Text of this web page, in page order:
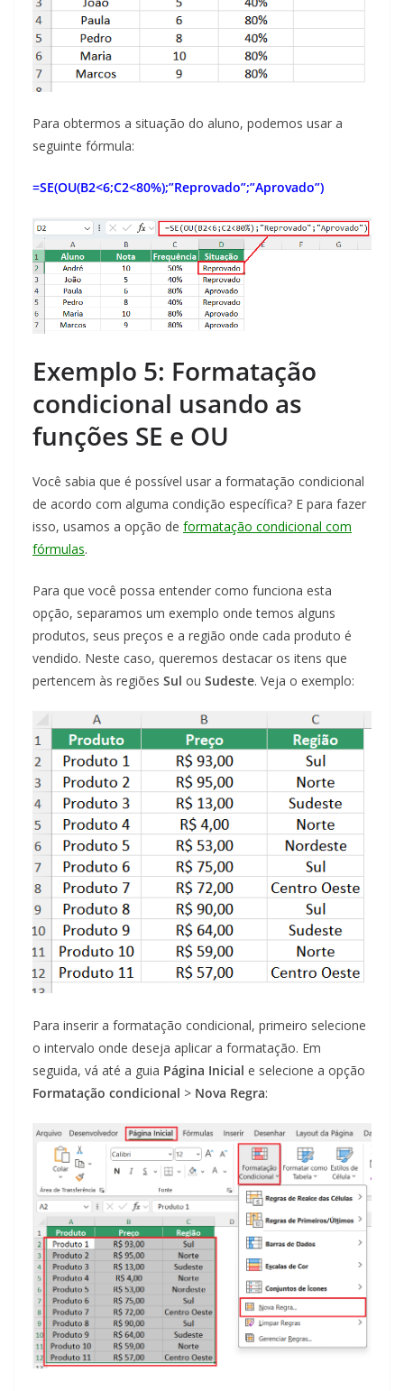
Para obtermos a situação do aluno, podemos usar a
seguinte fórmula:
=SE(OU(B2<6;C2<80%);”Reprovado”;”Aprovado”)
Exemplo 5: Formatação
condicional usando as
funções SE e OU
Você sabia que é possível usar a formatação condicional
de acordo com alguma condição específica? E para fazer
isso, usamos a opção de formatação condicional com
fórmulas.
Para que você possa entender como funciona esta
opção, separamos um exemplo onde temos alguns
produtos, seus preços e a região onde cada produto é
vendido. Neste caso, queremos destacar os itens que
pertencem às regiões Sul ou Sudeste. Veja o exemplo:
Para inserir a formatação condicional, primeiro selecione
o intervalo onde deseja aplicar a formatação. Em
seguida, vá até a guia Página Inicial e selecione a opção
Formatação condicional > Nova Regra: